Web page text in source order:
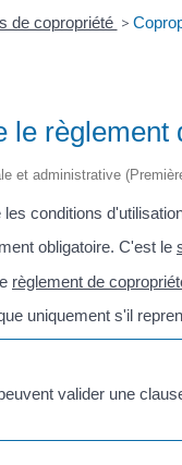
de copropriété >
le règlement
et administrative
conditions
obligatoire. C'est le
règlement de
uniquement s'il
valider une